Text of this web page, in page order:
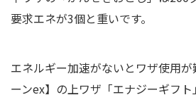
要求エネが3個と重いです。
エネルギー加速がないとワザ使用
ーンex】の上ワザ「エナジーギフ